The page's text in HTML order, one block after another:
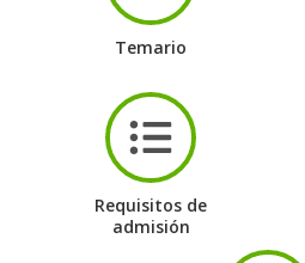
Temario
Requisitos de
admisión